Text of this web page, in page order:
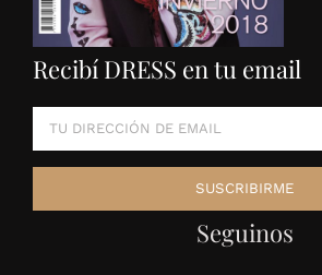
Recibí DRESS en tu email
Seguinos